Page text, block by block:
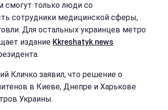
смогут только люди со
сотрудники медицинской сферы,
Для остальных украинцев метро
издание Kkreshatyk.news
Кличко заявил, что решение о
в Киеве, Днепре и Харькове
Украины.